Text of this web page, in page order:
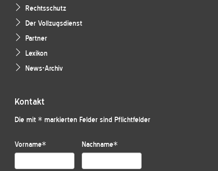
Rechtsschutz
Der Vollzugsdienst
Partner
Lexikon
News-Archiv
Kontakt
Die mit * markierten Felder sind Pflichtfelder
Vorname* Nachname*